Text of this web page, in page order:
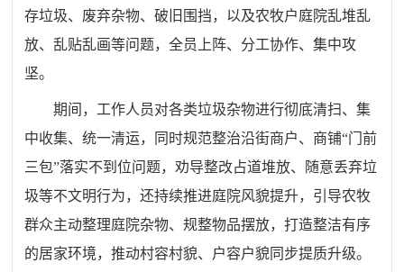
存垃圾、废弃杂物、破旧围挡，以及农牧户庭院乱堆乱
放、乱贴乱画等问题，全员上阵、分工协作、集中攻
坚。
期间，工作人员对各类垃圾杂物进行彻底清扫、集
中收集、统一清运，同时规范整治沿街商户、商铺“门前
三包”落实不到位问题，劝导整改占道堆放、随意丢弃垃
圾等不文明行为，还持续推进庭院风貌提升，引导农牧
群众主动整理庭院杂物、规整物品摆放，打造整洁有序
的居家环境，推动村容村貌、户容户貌同步提质升级。